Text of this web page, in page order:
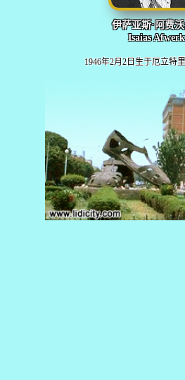
伊萨亚斯·阿费
Isaias
1946年2月2日生于厄立特